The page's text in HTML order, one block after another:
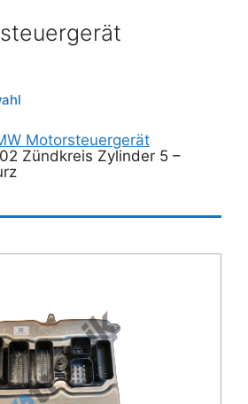
Motorsteuergerät
Zündkreis Zylinder 5 –